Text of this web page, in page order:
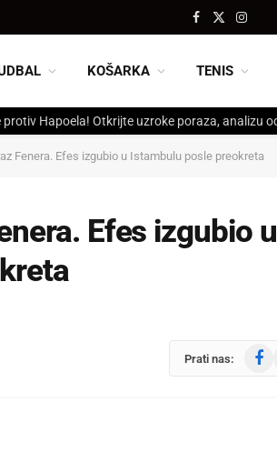
Facebook
X
KOŠARKA TENIS
Hapoela! Otkrijte uzroke poraza, analizu
Fenera. Efes izgubio u Istambulu posle preokreta
Efes izgubio u
Prati nas: